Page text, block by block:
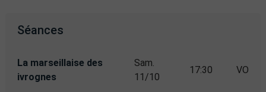
Séances
La marseillaise des
ivrognes
Sam.
11/10
17:30 VO